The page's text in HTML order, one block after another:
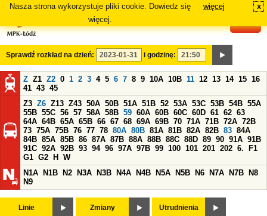
Nasza strona wykorzystuje pliki cookie. Dowiedz się
więcej.
więcej x
Sprawdź rozkład na dzień: i godzinę:
Z Z1 Z2 0 1 2 3 4 5 6 7 8 9 10A 10B 11 12 13 14 15 16
41 43 45
Z3 Z6 Z13 Z43 50A 50B 51A 51B 52 53A 53C 53B 54B 55A
55B 55C 56 57 58A 58B 59 60A 60B 60C 60D 61 62 63
64A 64B 65A 65B 66 67 68 69A 69B 70 71A 71B 72A 72B
73 75A 75B 76 77 78 80A 80B 81A 81B 82A 82B 83 84A
84B 85A 85B 86 87A 87B 88A 88B 88C 88D 89 90 91A 91B
91C 92A 92B 93 94 96 97A 97B 99 100 101 201 202 6.
F1
G1 G2 H
W
N1A
N1B N2 N3A N3B N4A N4B N5A N5B N6 N7A N7B
N8
N9
Linie Zmiany Utrudnienia